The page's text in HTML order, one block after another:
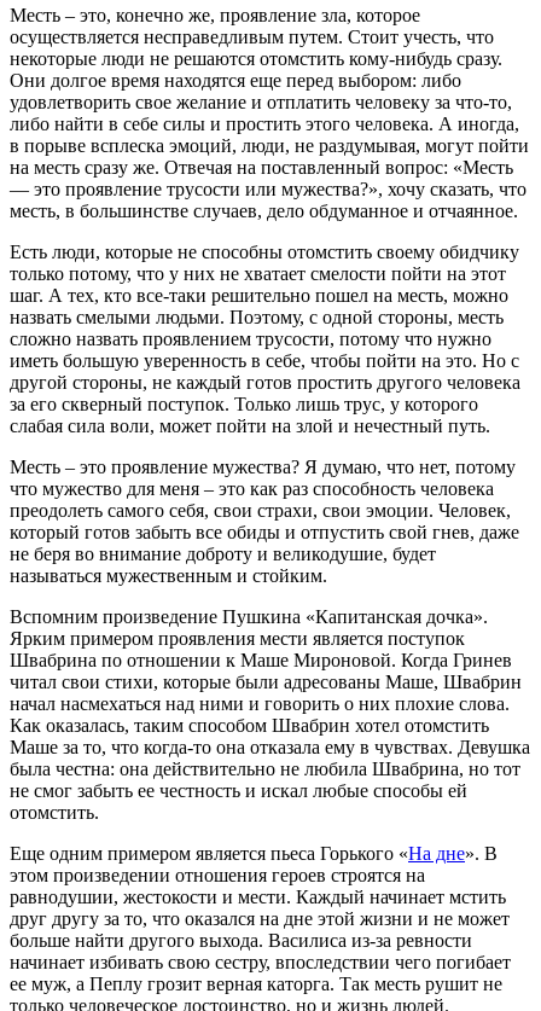
Месть – это, конечно же, проявление зла, которое
осуществляется несправедливым путем. Стоит учесть, что
некоторые люди не решаются отомстить кому-нибудь сразу.
Они долгое время находятся еще перед выбором: либо
удовлетворить свое желание и отплатить человеку за что-то,
либо найти в себе силы и простить этого человека. А иногда,
в порыве всплеска эмоций, люди, не раздумывая, могут пойти
на месть сразу же. Отвечая на поставленный вопрос: «Месть
— это проявление трусости или мужества?», хочу сказать, что
месть, в большинстве случаев, дело обдуманное и отчаянное.
Есть люди, которые не способны отомстить своему обидчику
только потому, что у них не хватает смелости пойти на этот
шаг. А тех, кто все-таки решительно пошел на месть, можно
назвать смелыми людьми. Поэтому, с одной стороны, месть
сложно назвать проявлением трусости, потому что нужно
иметь большую уверенность в себе, чтобы пойти на это. Но с
другой стороны, не каждый готов простить другого человека
за его скверный поступок. Только лишь трус, у которого
слабая сила воли, может пойти на злой и нечестный путь.
Месть – это проявление мужества? Я думаю, что нет, потому
что мужество для меня – это как раз способность человека
преодолеть самого себя, свои страхи, свои эмоции. Человек,
который готов забыть все обиды и отпустить свой гнев, даже
не беря во внимание доброту и великодушие, будет
называться мужественным и стойким.
Вспомним произведение Пушкина «Капитанская дочка».
Ярким примером проявления мести является поступок
Швабрина по отношении к Маше Мироновой. Когда Гринев
читал свои стихи, которые были адресованы Маше, Швабрин
начал насмехаться над ними и говорить о них плохие слова.
Как оказалась, таким способом Швабрин хотел отомстить
Маше за то, что когда-то она отказала ему в чувствах. Девушка
была честна: она действительно не любила Швабрина, но тот
не смог забыть ее честность и искал любые способы ей
отомстить.
Еще одним примером является пьеса Горького «На дне». В
этом произведении отношения героев строятся на
равнодушии, жестокости и мести. Каждый начинает мстить
друг другу за то, что оказался на дне этой жизни и не может
больше найти другого выхода. Василиса из-за ревности
начинает избивать свою сестру, впоследствии чего погибает
ее муж, а Пеплу грозит верная каторга. Так месть рушит не
только человеческое достоинство, но и жизнь людей.